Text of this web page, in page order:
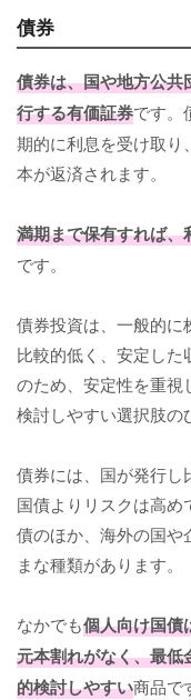
債券
債券は、国や地方公
行する有価証券です。
期的に利息を受け取り
本が返済されます。
満期まで保有すれば
です。
債券投資は、一般的に
比較的低く、安定し
のため、安定性を重視
検討しやすい選択肢の
債券には、国が発行し
国債よりリスクは高
債のほか、海外の国や
まな種類があります。
なかでも個人向け国債
元本割れがなく、最
的検討しやすい商品で